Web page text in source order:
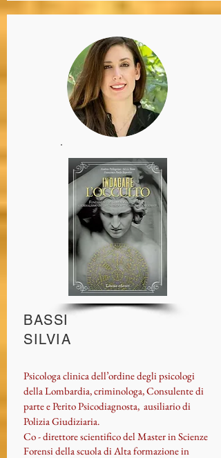
BASSI
SILVIA
Psicologa clinica dell’ordine degli psicologi
della Lombardia, criminologa, Consulente di
parte e Perito Psicodiagnosta, ausiliario di
Polizia Giudiziaria.
Co - direttore scientifico del Master in Scienze
Forensi della scuola di Alta formazione in